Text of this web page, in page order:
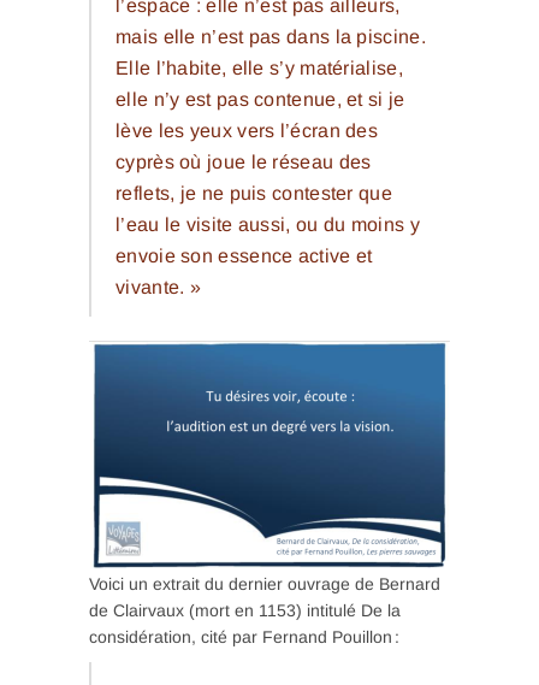
l’espace : elle n’est pas ailleurs,
mais elle n’est pas dans la piscine.
Elle l’habite, elle s’y matérialise,
elle n’y est pas contenue, et si je
lève les yeux vers l’écran des
cyprès où joue le réseau des
reflets, je ne puis contester que
l’eau le visite aussi, ou du moins y
envoie son essence active et
vivante. »
Voici un extrait du dernier ouvrage de Bernard
de Clairvaux (mort en 1153) intitulé De la
considération, cité par Fernand Pouillon :